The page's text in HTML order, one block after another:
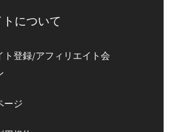
について
ト登録/アフィリエイト会
ージ